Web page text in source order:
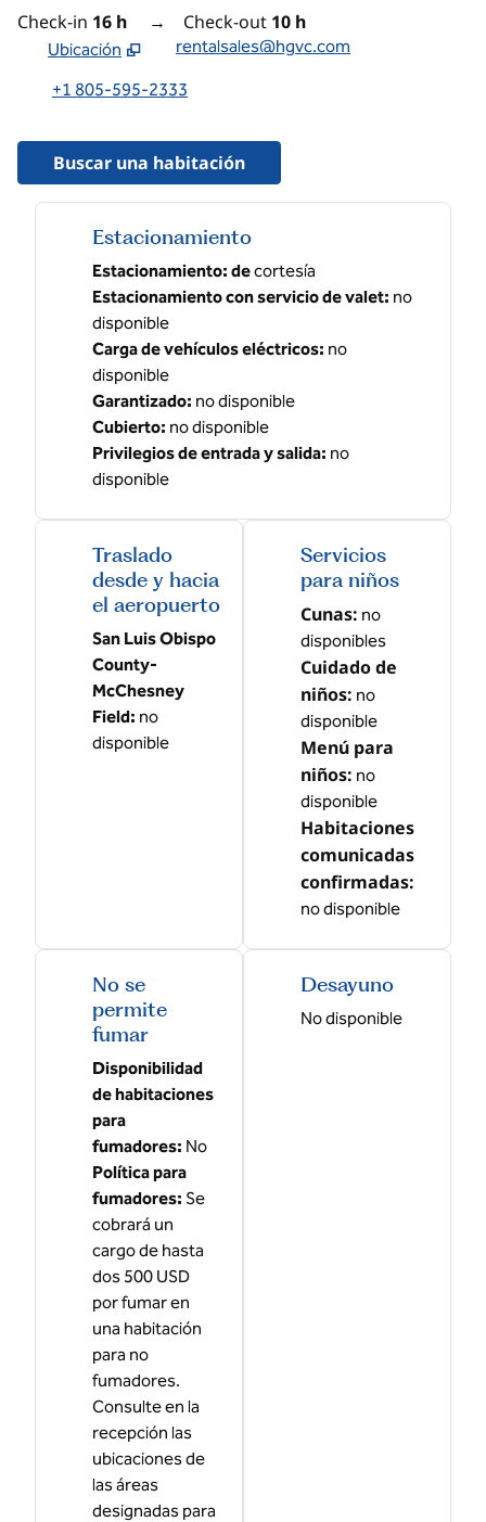
Check-in 16 h → Check-out 10 h
Ubicación
abre una nueva pestaña
rentalsales@hgvc.com
+1 805-595-2333
Buscar una habitación
Estacionamiento
Estacionamiento: decortesía
Estacionamiento con servicio de valet: no
disponible
Carga de vehículos eléctricos: no
disponible
Garantizado: no disponible
Cubierto: no disponible
Privilegios de entrada y salida: no
disponible
Traslado
desde y hacia
el aeropuerto
San Luis Obispo
County-
McChesney
Field: no
disponible
Servicios
para niños
Cunas: no
disponibles
Cuidado de
niños: no
disponible
Menú para
niños: no
disponible
Habitaciones
comunicadas
confirmadas:
no disponible
No se
permite
fumar
Disponibilidad
de habitaciones
para
fumadores: No
Política para
fumadores: Se
cobrará un
cargo de hasta
dos 500 USD
por fumar en
una habitación
para no
fumadores.
Consulte en la
recepción las
ubicaciones de
las áreas
designadas para
Desayuno
No disponible